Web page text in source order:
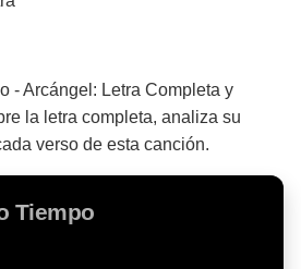
- Arcángel: Letra Completa y
la letra completa, analiza su
verso de esta canción.
Tiempo